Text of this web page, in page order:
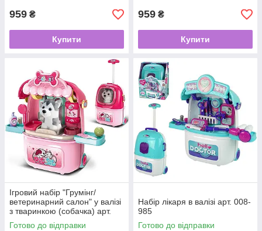
959 ₴
Купити
959 ₴
Купити
Ігровий набір "Грумінг/
ветеринарний салон" у валізі
з тваринкою (собачка) арт.
008-980-3
Готово до відправки
Набір лікаря в валізі арт. 008-
985
Готово до відправки